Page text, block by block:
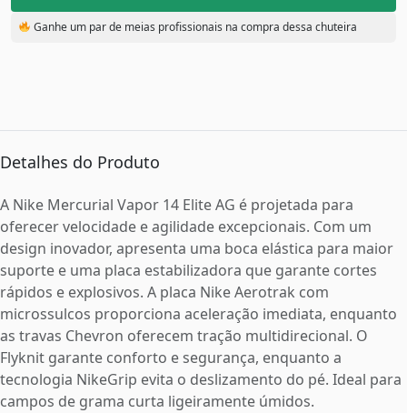
Ganhe um par de meias profissionais na compra dessa chuteira
Detalhes do Produto
A Nike Mercurial Vapor 14 Elite AG é projetada para
oferecer velocidade e agilidade excepcionais. Com um
design inovador, apresenta uma boca elástica para maior
suporte e uma placa estabilizadora que garante cortes
rápidos e explosivos. A placa Nike Aerotrak com
microssulcos proporciona aceleração imediata, enquanto
as travas Chevron oferecem tração multidirecional. O
Flyknit garante conforto e segurança, enquanto a
tecnologia NikeGrip evita o deslizamento do pé. Ideal para
campos de grama curta ligeiramente úmidos.